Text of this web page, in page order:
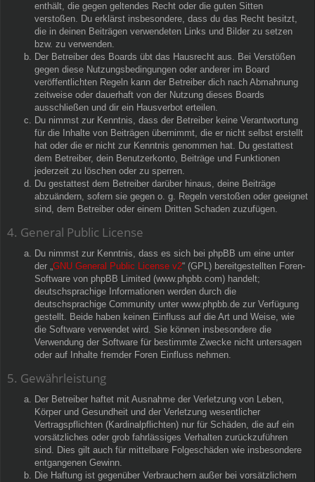
enthält, die gegen geltendes Recht oder die guten Sitten
verstoßen. Du erklärst insbesondere, dass du das Recht besitzt,
die in deinen Beiträgen verwendeten Links und Bilder zu setzen
bzw. zu verwenden.
Der Betreiber des Boards übt das Hausrecht aus. Bei Verstößen
gegen diese Nutzungsbedingungen oder anderer im Board
veröffentlichten Regeln kann der Betreiber dich nach Abmahnung
zeitweise oder dauerhaft von der Nutzung dieses Boards
ausschließen und dir ein Hausverbot erteilen.
Du nimmst zur Kenntnis, dass der Betreiber keine Verantwortung
für die Inhalte von Beiträgen übernimmt, die er nicht selbst erstellt
hat oder die er nicht zur Kenntnis genommen hat. Du gestattest
dem Betreiber, dein Benutzerkonto, Beiträge und Funktionen
jederzeit zu löschen oder zu sperren.
Du gestattest dem Betreiber darüber hinaus, deine Beiträge
abzuändern, sofern sie gegen o. g. Regeln verstoßen oder geeignet
sind, dem Betreiber oder einem Dritten Schaden zuzufügen.
4. General Public License
Du nimmst zur Kenntnis, dass es sich bei phpBB um eine unter
der „GNU General Public License v2“ (GPL) bereitgestellten Foren-
Software von phpBB Limited (www.phpbb.com) handelt;
deutschsprachige Informationen werden durch die
deutschsprachige Community unter www.phpbb.de zur Verfügung
gestellt. Beide haben keinen Einfluss auf die Art und Weise, wie
die Software verwendet wird. Sie können insbesondere die
Verwendung der Software für bestimmte Zwecke nicht untersagen
oder auf Inhalte fremder Foren Einfluss nehmen.
5. Gewährleistung
Der Betreiber haftet mit Ausnahme der Verletzung von Leben,
Körper und Gesundheit und der Verletzung wesentlicher
Vertragspflichten (Kardinalpflichten) nur für Schäden, die auf ein
vorsätzliches oder grob fahrlässiges Verhalten zurückzuführen
sind. Dies gilt auch für mittelbare Folgeschäden wie insbesondere
entgangenen Gewinn.
Die Haftung ist gegenüber Verbrauchern außer bei vorsätzlichem